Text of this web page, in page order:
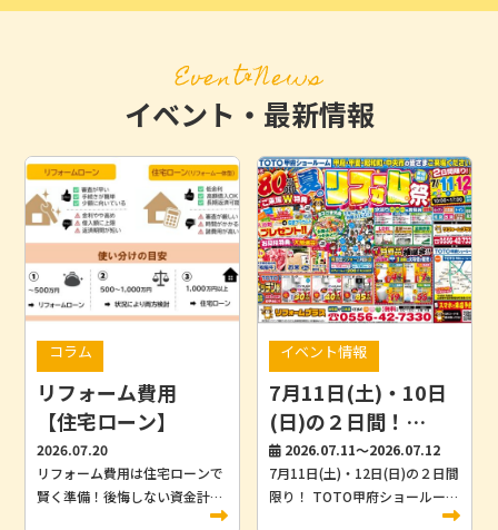
Event&News
イベント・最新情報
コラム
リフォーム費用
【住宅ローン】
2026.07.20
リフォーム費用は住宅ローンで
賢く準備！後悔しない資金計画
のポイント こんにちは！リフォ
イベント情報
7月11日(土)・10日
(日)の２日間！
TOTOショールーム
にて夏のリフォーム
祭開催致します！
2026.07.11～2026.07.12
7月11日(土)・12日(日)の２日間
限り！ TOTO甲府ショールーム
にて開催します！ ２日間限りの